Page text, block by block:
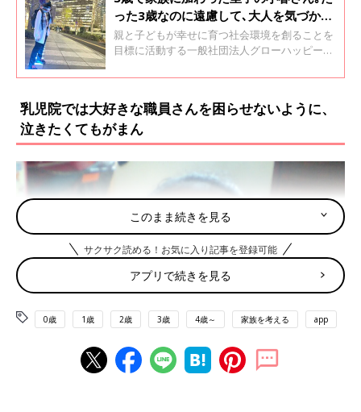
った3歳なのに遠慮して､大人を気づかう
様子がせつなかった【里親体験談】
親と子どもが幸せに育つ社会環境を創ることを
目標に活動する一般社団法人グローハッピーの
夫、2人の実の娘、そして3歳のときに里子とし
です。直巨さんに、小春さんを迎えたときのこ
とや小春さんの成長、グローハッピーの活動に
ついて聞きました。全3回インタビューの2回目
乳児院では大好きな職員さんを困らせないように、
泣きたくてもがまん
このまま続きを見る
サクサク読める！お気に入り記事を登録可能
アプリで続きを見る
0歳 1歳 2歳 3歳 4歳～ 家族を考える app